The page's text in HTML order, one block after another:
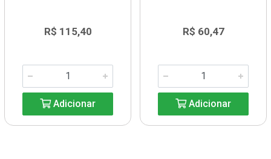
R$ 115,40
Adicionar
R$ 60,47
Adicionar